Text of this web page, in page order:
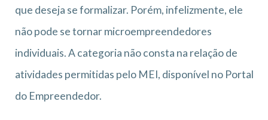
que deseja se formalizar. Porém, infelizmente, ele
não pode se tornar microempreendedores
individuais. A categoria não consta na relação de
atividades permitidas pelo MEI, disponível no Portal
do Empreendedor.